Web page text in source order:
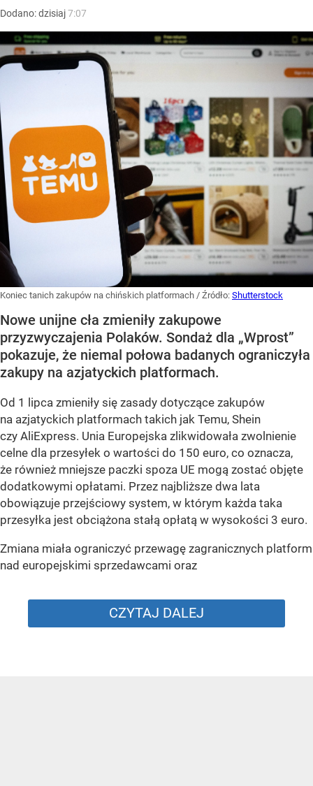
Dodano:dzisiaj7:07
Koniec tanich zakupów na chińskich platformach / Źródło: Shutterstock
Nowe unijne cła zmieniły zakupowe
przyzwyczajenia Polaków. Sondaż dla „Wprost”
pokazuje, że niemal połowa badanych ograniczyła
zakupy na azjatyckich platformach.
Od 1 lipca zmieniły się zasady dotyczące zakupów
na azjatyckich platformach takich jak Temu, Shein
czy AliExpress. Unia Europejska zlikwidowała zwolnienie
celne dla przesyłek o wartości do 150 euro, co oznacza,
że również mniejsze paczki spoza UE mogą zostać objęte
dodatkowymi opłatami. Przez najbliższe dwa lata
obowiązuje przejściowy system, w którym każda taka
przesyłka jest obciążona stałą opłatą w wysokości 3 euro.
Zmiana miała ograniczyć przewagę zagranicznych platform
nad europejskimi sprzedawcami oraz
CZYTAJ DALEJ